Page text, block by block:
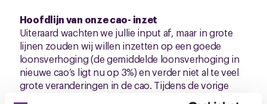
Hoofdlijn van onze cao- inzet
Uiteraard wachten we jullie input af, maar in grote
lijnen zouden wij willen inzetten op een goede
loonsverhoging (de gemiddelde loonsverhoging in
nieuwe cao’s ligt nu op 3%) en verder niet al te veel
grote veranderingen in de cao. Tijdens de vorige